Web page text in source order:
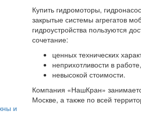
и
Купить гидромоторы,
закрытые системы агрегатов
гидроустройства пользуются
сочетание:
ценных технических
неприхотливости в работе,
невысокой стоимости.
Компания «НашКран»
Москве, а также по всей